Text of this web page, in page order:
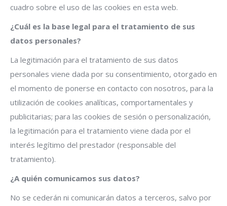
cuadro sobre el uso de las cookies en esta web.
¿Cuál es la base legal para el tratamiento de sus
datos personales?
La legitimación para el tratamiento de sus datos
personales viene dada por su consentimiento, otorgado en
el momento de ponerse en contacto con nosotros, para la
utilización de cookies analíticas, comportamentales y
publicitarias; para las cookies de sesión o personalización,
la legitimación para el tratamiento viene dada por el
interés legítimo del prestador (responsable del
tratamiento).
¿A quién comunicamos sus datos?
No se cederán ni comunicarán datos a terceros, salvo por